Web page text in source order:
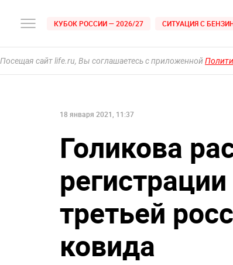
КУБОК РОССИИ — 2026/27 СИТУАЦИЯ С
Посещая сайт life.ru, Вы соглашаетесь с приложенной
18 января 2021, 11:37
Голикова
третьей
ковида